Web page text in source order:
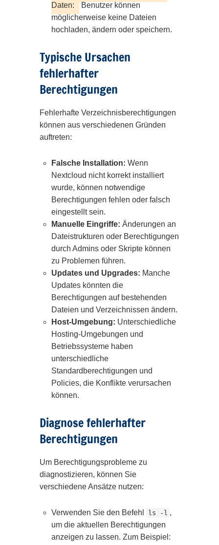
Daten:
Benutzer können
möglicherweise keine Dateien
hochladen, ändern oder speichern.
Typische Ursachen
fehlerhafter
Berechtigungen
Fehlerhafte Verzeichnisberechtigungen
können aus verschiedenen Gründen
auftreten:
Falsche Installation: Wenn
Nextcloud nicht korrekt installiert
wurde, können notwendige
Berechtigungen fehlen oder falsch
eingestellt sein.
Manuelle Eingriffe: Änderungen an
Dateistrukturen oder Berechtigungen
durch Admins oder Skripte können
zu Problemen führen.
Updates und Upgrades: Manche
Updates könnten die
Berechtigungen auf bestehenden
Dateien und Verzeichnissen ändern.
Host-Umgebung: Unterschiedliche
Hosting-Umgebungen und
Betriebssysteme haben
unterschiedliche
Standardberechtigungen und
Policies, die Konflikte verursachen
können.
Diagnose fehlerhafter
Berechtigungen
Um Berechtigungsprobleme zu
diagnostizieren, können Sie
verschiedene Ansätze nutzen:
Verwenden Sie den Befehl ls -l ,
um die aktuellen Berechtigungen
anzeigen zu lassen. Zum Beispiel: